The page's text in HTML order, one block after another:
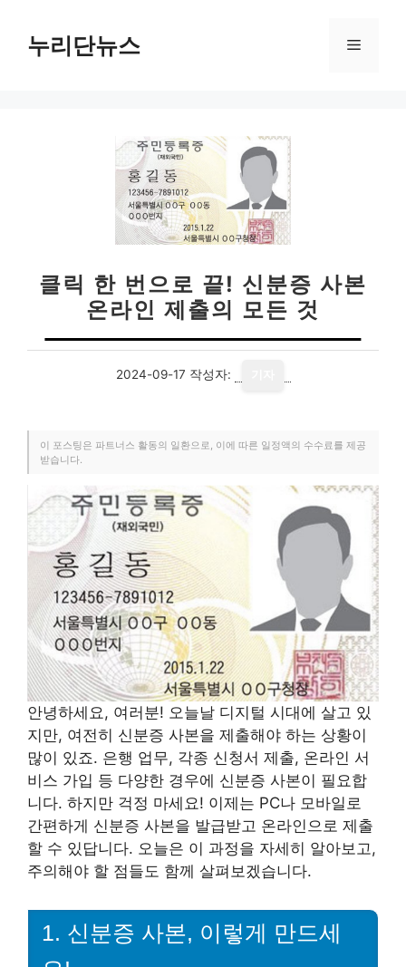
누리단뉴스 메
클릭 한 번으로 끝! 신분증 사본
온라인 제출의 모든 것
2024-09-17 작성자:
이 포스팅은 파트너스 활동의 일환으로, 이에 따른 일정액의 수수료를 제공
받습니다.
안녕하세요, 여러분! 오늘날 디지털 시대에 살고 있
지만, 여전히 신분증 사본을 제출해야 하는 상황이
많이 있죠. 은행 업무, 각종 신청서 제출, 온라인 서
비스 가입 등 다양한 경우에 신분증 사본이 필요합
니다. 하지만 걱정 마세요! 이제는 PC나 모바일로
간편하게 신분증 사본을 발급받고 온라인으로 제출
할 수 있답니다. 오늘은 이 과정을 자세히 알아보고,
주의해야 할 점들도 함께 살펴보겠습니다.
1. 신분증 사본, 이렇게 만드세